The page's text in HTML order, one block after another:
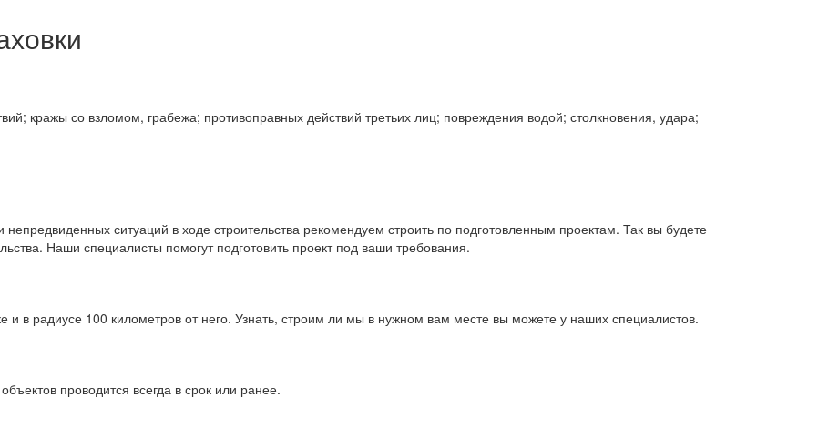
кражы со взломом, грабежа; противоправных действий третьих лиц; повреждения водой; столкновения, удара;
ситуаций в ходе строительства рекомендуем строить по подготовленным проектам. Так вы будете
Наши специалисты помогут подготовить проект под ваши требования.
и в радиусе 100 километров от него. Узнать, строим ли мы в нужном вам месте вы можете у наших специалистов.
проводится всегда в срок или ранее.